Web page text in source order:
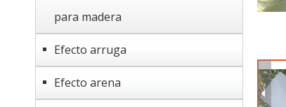
para madera
Efecto arruga
Efecto arena